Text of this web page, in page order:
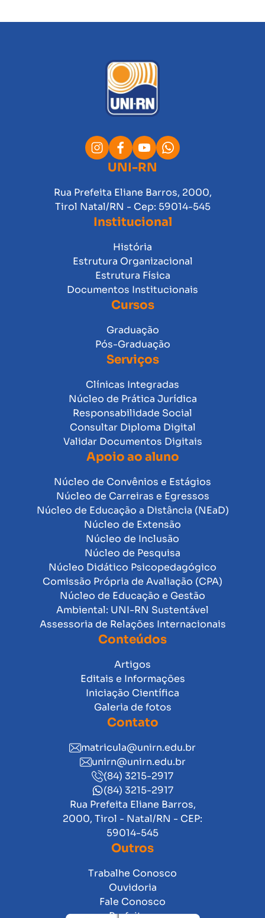
UNI-RN
Rua Prefeita Eliane Barros, 2000,
Tirol Natal/RN - Cep: 59014-545
Institucional
História
Estrutura Organizacional
Estrutura Física
Documentos Institucionais
Cursos
Graduação
Pós-Graduação
Serviços
Clínicas Integradas
Núcleo de Prática Jurídica
Responsabilidade Social
Consultar Diploma Digital
Validar Documentos Digitais
Apoio ao aluno
Núcleo de Convênios e Estágios
Núcleo de Carreiras e Egressos
Núcleo de Educação a Distância (NEaD)
Núcleo de Extensão
Núcleo de Inclusão
Núcleo de Pesquisa
Núcleo Didático Psicopedagógico
Comissão Própria de Avaliação (CPA)
Núcleo de Educação e Gestão
Ambiental: UNI-RN Sustentável
Assessoria de Relações Internacionais
Conteúdos
Artigos
Editais e Informações
Iniciação Científica
Galeria de fotos
Contato
matricula@unirn.edu.br
unirn@unirn.edu.br
(84) 3215-2917
(84) 3215-2917
Rua Prefeita Eliane Barros,
2000, Tirol - Natal/RN - CEP:
59014-545
Outros
Trabalhe Conosco
Ouvidoria
Fale Conosco